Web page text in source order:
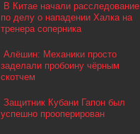
В Китае начали расследование
по делу о нападении Халка на
тренера соперника
Алёшин: Механики просто
заделали пробоину чёрным
скотчем
Защитник Кубани Гапон был
успешно прооперирован